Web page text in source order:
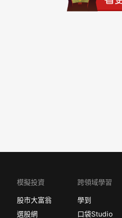
模擬投資
股市大富翁
選股網
跨領域學習
學到
口袋Studio